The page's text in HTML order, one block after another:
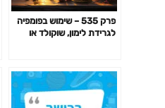
פרק 535 – שימוש בפומפיה
לגרידת לימון, שוקולד או